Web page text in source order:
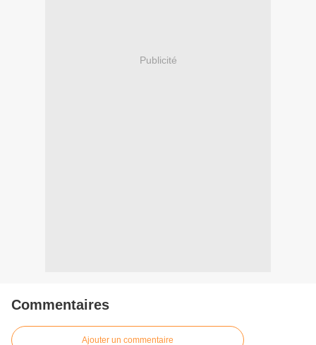
Publicité
Commentaires
Ajouter un commentaire